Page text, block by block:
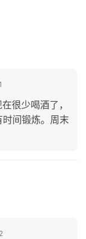
很少喝酒了，
间锻炼。周末